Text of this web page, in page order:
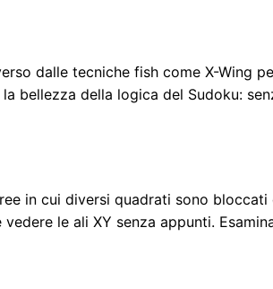
dalle tecniche fish come X-Wing
bellezza della logica del Sudoku:
in cui diversi quadrati sono bloccati
le ali XY senza appunti.